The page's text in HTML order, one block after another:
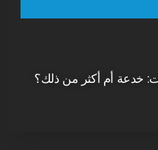
خدعة أم أكثر من ذلك؟